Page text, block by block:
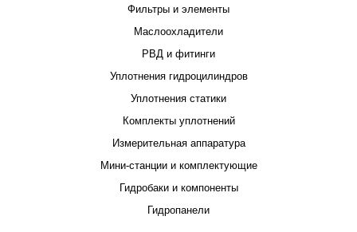
Фильтры и элементы
Маслоохладители
РВД и фитинги
Уплотнения гидроцилиндров
Уплотнения статики
Комплекты уплотнений
Измерительная аппаратура
Мини-станции и комплектующие
Гидробаки и компоненты
Гидропанели